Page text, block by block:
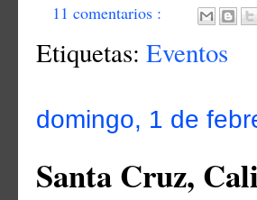
11 comentarios :
Etiquetas: Eventos
domingo, 1 de
Santa Cruz,